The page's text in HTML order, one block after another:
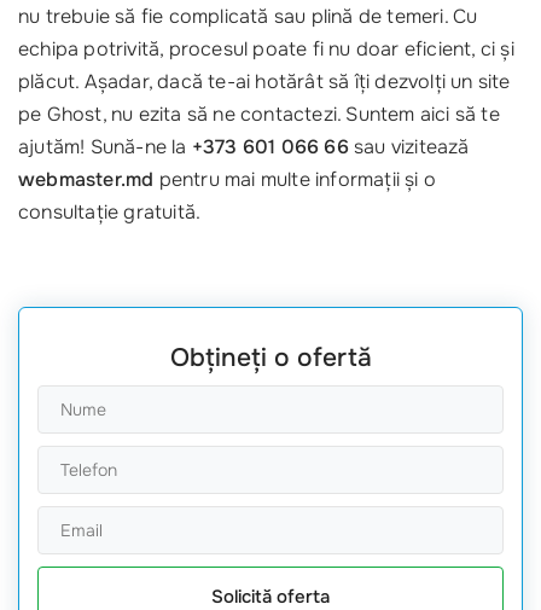
nu trebuie să fie complicată sau plină de temeri. Cu
echipa potrivită, procesul poate fi nu doar eficient, ci și
plăcut. Așadar, dacă te-ai hotărât să îți dezvolți un site
pe Ghost, nu ezita să ne contactezi. Suntem aici să te
ajutăm! Sună-ne la +373 601 066 66sau vizitează
webmaster.md pentru mai multe informații și o
consultație gratuită.
Obțineți o ofertă
Solicită oferta